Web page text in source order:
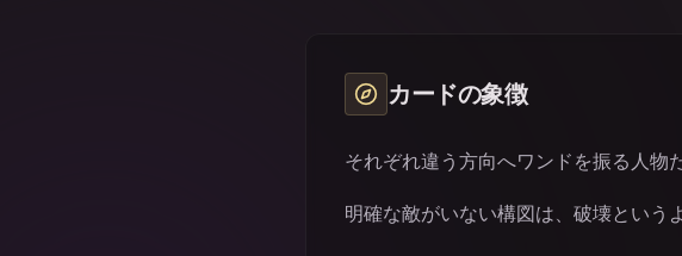
カードの象徴
それぞれ違う方向へワンドを振る人物
明確な敵がいない構図は、破壊という